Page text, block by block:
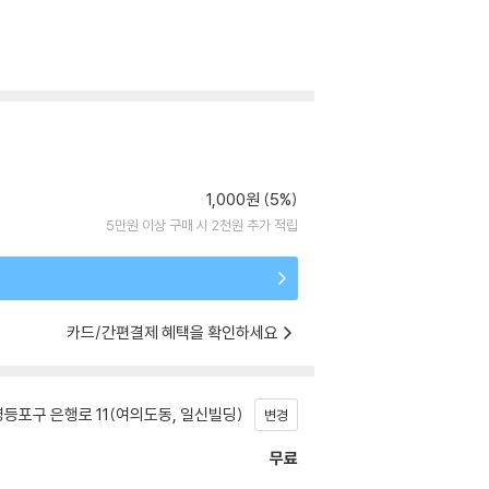
1,000원 (5%)
5만원 이상 구매 시 2천원 추가 적립
카드/간편결제 혜택을 확인하세요
포구 은행로 11(여의도동, 일신빌딩) 변경
무료